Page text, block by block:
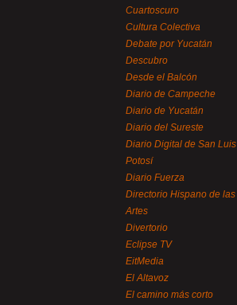
Cuartoscuro
Cultura Colectiva
Debate por Yucatán
Descubro
Desde el Balcón
Diario de Campeche
Diario de Yucatán
Diario del Sureste
Diario Digital de San Luis
Potosí
Diario Fuerza
Directorio Hispano de las
Artes
Divertorio
Eclipse TV
EitMedia
El Altavoz
El camino más corto